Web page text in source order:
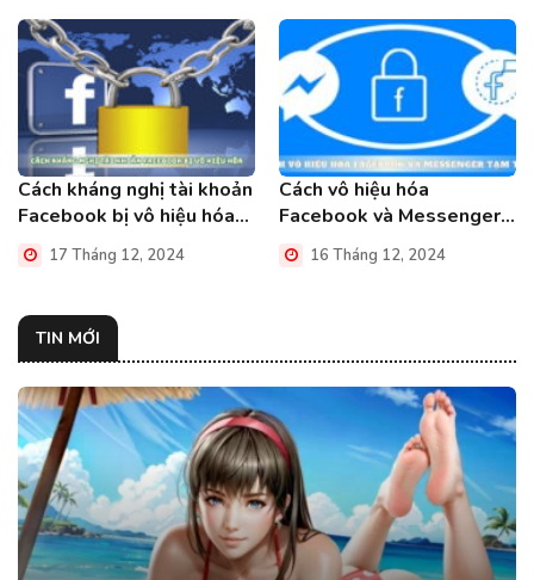
Cách kháng nghị tài khoản
Facebook bị vô hiệu hóa
trong chớp mắt
17 Tháng 12, 2024
Cách vô hiệu hóa
Facebook và Messenger
tạm thời trong 3 phút
16 Tháng 12, 2024
TIN MỚI